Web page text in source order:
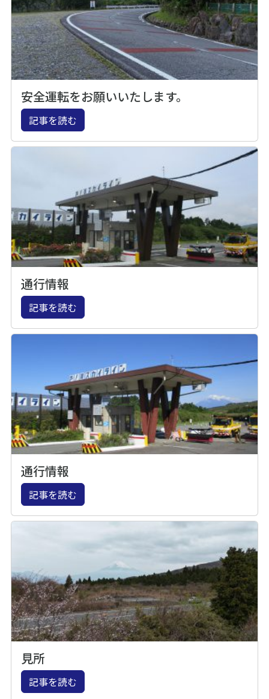
安全運転をお願いいたします。
記事を読む
通行情報
記事を読む
通行情報
記事を読む
見所
記事を読む